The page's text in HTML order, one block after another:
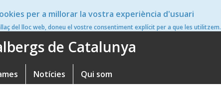
per a millorar la vostra experiència d'usuari
del lloc web, doneu el vostre consentiment explícit per a que les utilitzem.
en
de Catalunya
Notícies Qui som